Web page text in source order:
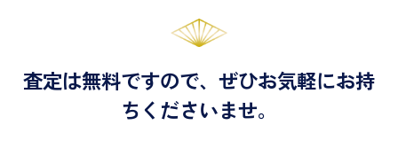
査定は無料ですので、ぜひお気軽にお持
ちくださいませ。